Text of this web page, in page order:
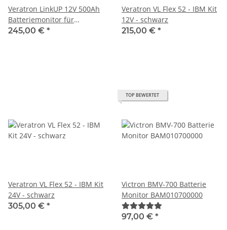
Veratron LinkUP 12V 500Ah
Batteriemonitor für
NMEA2000 B00042502
245,00 € *
Veratron VL Flex 52 - IBM Kit
12V - schwarz
215,00 € *
Veratron VL Flex 52 - IBM Kit
24V - schwarz
305,00 € *
TOP BEWERTET
Victron BMV-700 Batterie
Monitor BAM010700000
97,00 € *